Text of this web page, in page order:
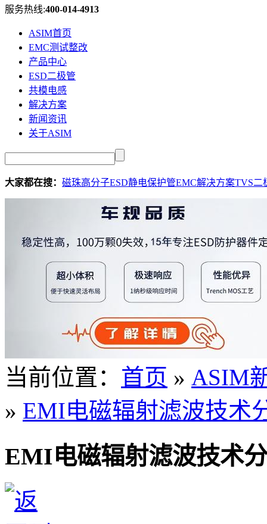
服务热线:400-014-4913
ASIM首页
EMC测试整改
产品中心
ESD二极管
共模电感
解决方案
新闻资讯
关于ASIM
大家都在搜： 磁珠高分子ESD静电保护管EMC解决方案TVS二
当前位置： 首页 » ASIM
» EMI电磁辐射滤波技术
EMI电磁辐射滤波技术